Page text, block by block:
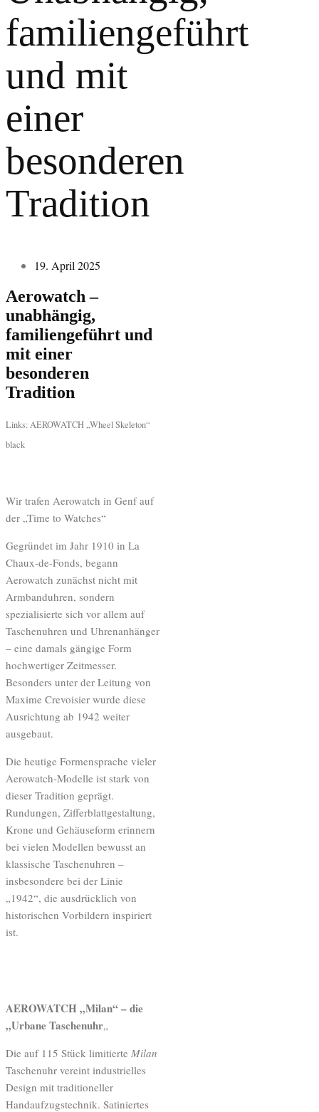
familiengeführt
und mit
einer
besonderen
Tradition
19. April 2025
Aerowatch –
unabhängig,
familiengeführt und
mit einer
besonderen
Tradition
Links: AEROWATCH „Wheel Skeleton“
black
Wir trafen Aerowatch in Genf auf
der „Time to Watches“
Gegründet im Jahr 1910 in La
Chaux-de-Fonds, begann
Aerowatch zunächst nicht mit
Armbanduhren, sondern
spezialisierte sich vor allem auf
Taschenuhren und Uhrenanhänger
– eine damals gängige Form
hochwertiger Zeitmesser.
Besonders unter der Leitung von
Maxime Crevoisier wurde diese
Ausrichtung ab 1942 weiter
ausgebaut.
Die heutige Formensprache vieler
Aerowatch-Modelle ist stark von
dieser Tradition geprägt.
Rundungen, Zifferblattgestaltung,
Krone und Gehäuseform erinnern
bei vielen Modellen bewusst an
klassische Taschenuhren –
insbesondere bei der Linie
„1942“, die ausdrücklich von
historischen Vorbildern inspiriert
ist.
AEROWATCH „Milan“ – die
„Urbane Taschenuhr„
Die auf 115 Stück limitierte Milan
Taschenuhr vereint industrielles
Design mit traditioneller
Handaufzugstechnik. Satiniertes